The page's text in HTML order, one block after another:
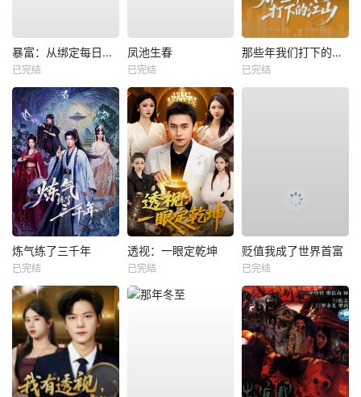
暴富：从绑定每日消费系统开始
已完结
凤池生春
已完结
那些年我们打下的江山
已完结
炼气练了三千年
已完结
透视：一眼定乾坤
已完结
贬值我成了世界首富
已完结